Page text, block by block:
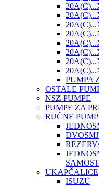
PUMPA
OSTALE
NSZ PUMPE
PUMPE ZA
RUČNE
UKAPČALICE
ISUZU